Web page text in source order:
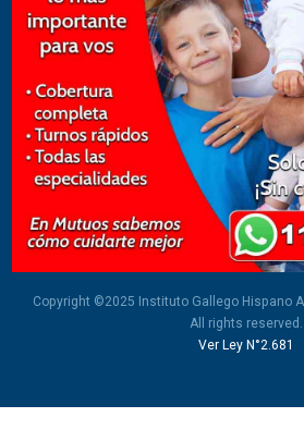
Copyright ©2025 Instituto Gallego Hispano
All rights reserved.
Ver Ley N°2.681